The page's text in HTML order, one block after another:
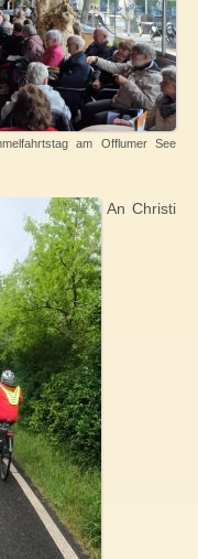
am Offlumer See
An Christi